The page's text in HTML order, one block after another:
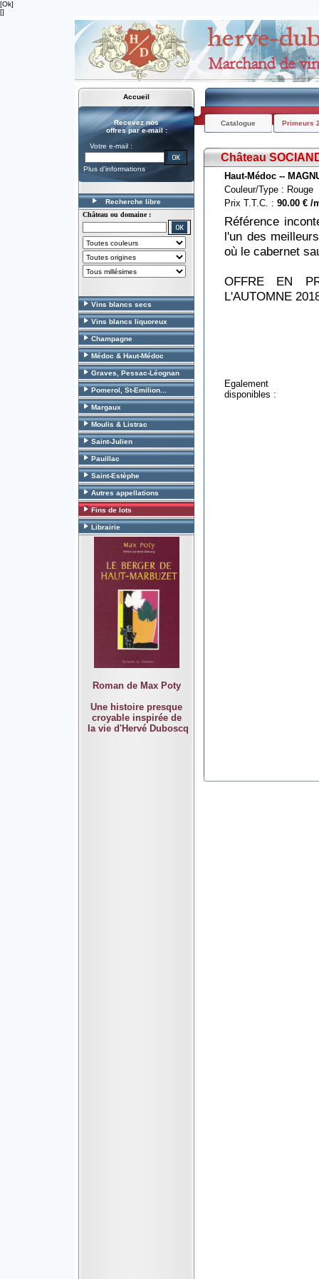
[Ok]
[]
Accueil
Recevez nos
offres par e-mail :
Votre e-mail :
Plus d'informations
Recherche libre
Château ou domaine :
Vins blancs secs
Vins blancs liquoreux
Champagne
Médoc & Haut-Médoc
Graves, Pessac-Léognan
Pomerol, St-Emilion...
Margaux
Moulis & Listrac
Saint-Julien
Pauillac
Saint-Estèphe
Autres appellations
Fins de lots
Librairie
Roman de Max Poty
Une histoire presque
croyable inspirée de
la vie d'Hervé Duboscq
Catalogue Primeurs
Château
Haut-Médoc --
Couleur/Type : Rouge
Prix T.T.C. : 90.00 € /
Référence
l'un des
où le cabernet
OFFRE EN
L'AUTOMNE
Egalement
disponibles :